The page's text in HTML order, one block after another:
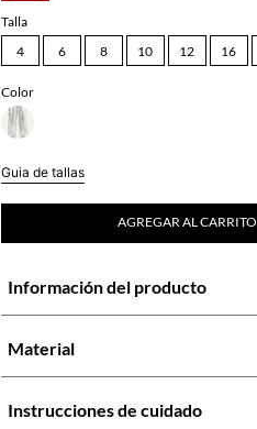
Talla
4
6 8 10 12 16
Color
Guia de tallas
AGREGAR AL CARRITO
Información del producto
Material
Instrucciones de cuidado